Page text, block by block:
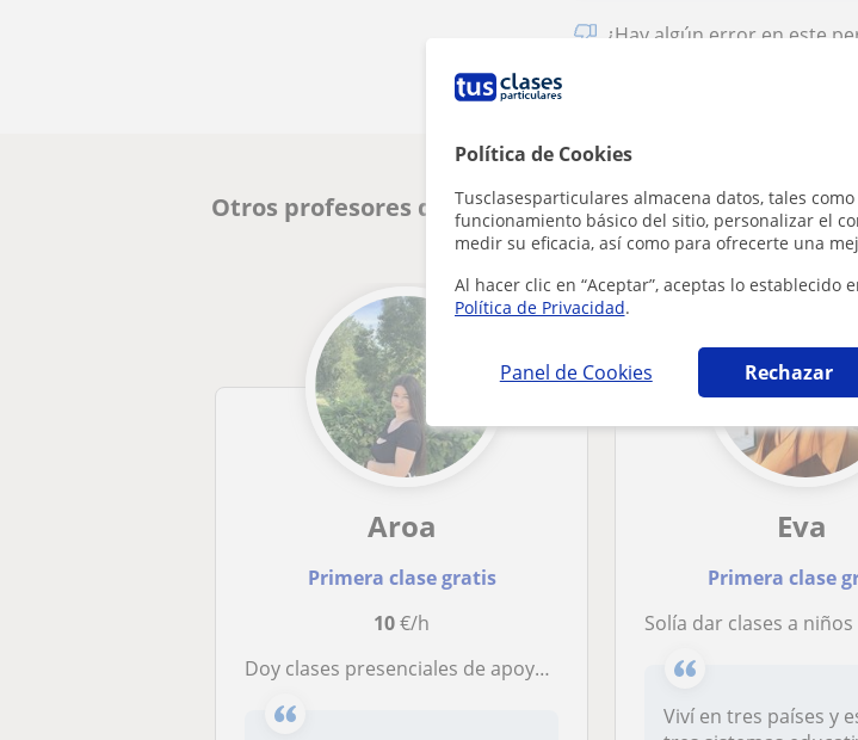
Política de Cookies
Tusclasesparticulares almacena datos, tales
funcionamiento básico del sitio, personalizar el
medir su eficacia, así como para ofrecerte una
Al hacer clic en “Aceptar”, aceptas lo establecido
Política de Privacidad.
Panel de Cookies Rechazar
¿Hay algún error en este
Otros profesores de Francés en Móstoles que
Aroa
Primera clase gratis
10€/h
Doy clases presenciales de apoyo para el idioma de francés. Soy universitaria con el título de B2 de francés
Eva
Primera clase
Solía dar clases a niños rusos o ucranianos traduciendo los temas de sus tareas al
Viví en tres países y